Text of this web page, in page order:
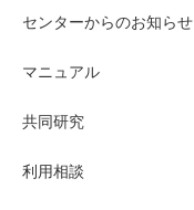
センターからのお知らせ
マニュアル
共同研究
利用相談